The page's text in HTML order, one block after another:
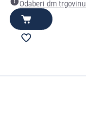
Odaberi dm trgovinu